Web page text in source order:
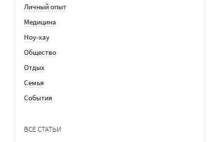
Личный опыт
Медицина
Ноу-хау
Общество
Отдых
Семья
События
ВСЕ СТАТЬИ